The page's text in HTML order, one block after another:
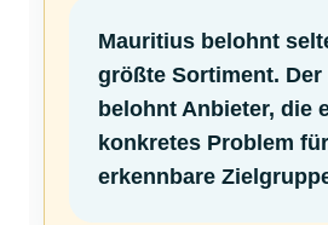
Mauritius belohnt
größte Sortiment. Der
belohnt Anbieter, die
konkretes Problem
erkennbare